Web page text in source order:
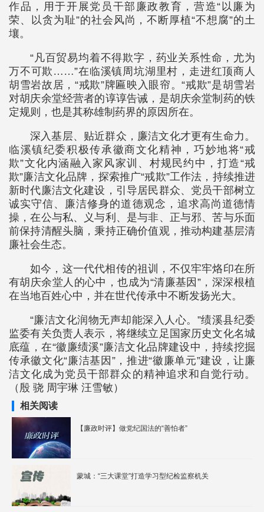
作品，用于开展党员干部廉政教育，营造“以廉为
荣、以贪为耻”的社会风尚，不断厚植“不想腐”的土
壤。
“凡百贸易均着不得欺字，药业关系性命，尤为
万不可欺……”在临溪镇周坑湖里村，走进红顶商人
胡雪岩故居，“戒欺”牌匾映入眼帘。“戒欺”是胡雪岩
对胡庆余堂经营者的谆谆告诫，是胡庆余堂制药的铁
定规则，也是其称雄制药界的原因所在。
深入基层、贴近群众，廉洁文化才更有生命力。
临溪镇纪委积极传承徽商文化精神，巧妙地将“戒
欺”文化内涵融入家风家训、村规民约中，打造“戒
欺”廉洁文化品牌，探索推广“戒欺”工作法，持续推进
新时代廉洁文化建设，引导居民群众、党员干部树立
诚实守信、廉洁修身的道德观念，追求高尚道德情
操，在公与私、义与利、是与非、正与邪、苦与乐面
前保持清醒头脑，秉持正确价值观，推动构建基层清
廉社会生态。
如今，这一代代相传的祖训，不仅牢牢烙印在所
有胡庆余堂人的心中，也成为“清廉基因”，深深根植
在当地百姓心中，并在世代传承中不断发扬光大。
“廉洁文化润物无声却能深入人心。”绩溪县纪委
监委有关负责人表示，将继续立足国家历史文化名城
底蕴，在“徽廉绩溪”廉洁文化品牌建设中，持续挖掘
传承徽文化“廉洁基因”，推进“徽廉单元”建设，让廉
洁文化成为党员干部群众的精神追求和自觉行动。
（殷 骁 周宇琳 汪雪敏）
相关阅读
【廉政时评】做党纪国法的“善怕者”
蒙城：“三大课堂”打造学习型纪检监察机关